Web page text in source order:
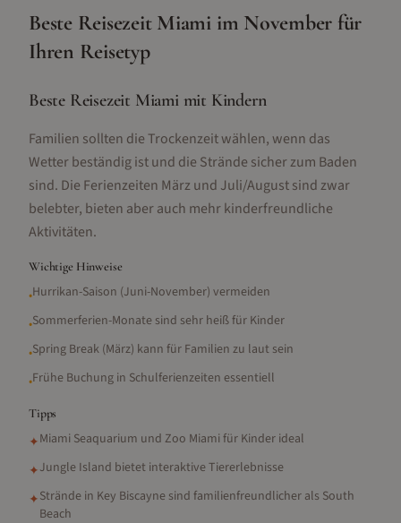
Beste Reisezeit Miamiim November für
Ihren Reisetyp
Beste Reisezeit Miami mit Kindern
Familien sollten die Trockenzeit wählen, wenn das
Wetter beständig ist und die Strände sicher zum Baden
sind. Die Ferienzeiten März und Juli/August sind zwar
belebter, bieten aber auch mehr kinderfreundliche
Aktivitäten.
Wichtige Hinweise
•Hurrikan-Saison (Juni-November) vermeiden
•Sommerferien-Monate sind sehr heiß für Kinder
•Spring Break (März) kann für Familien zu laut sein
•Frühe Buchung in Schulferienzeiten essentiell
Tipps
✦Miami Seaquarium und Zoo Miami für Kinder ideal
✦Jungle Island bietet interaktive Tiererlebnisse
✦Strände in Key Biscayne sind familienfreundlicher als South
Beach